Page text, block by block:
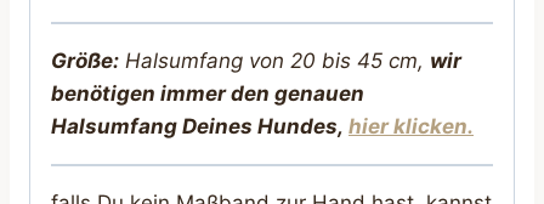
Größe: Halsumfang von 20 bis 45 cm, wir
benötigen immer den genauen
Halsumfang Deines Hundes, hier klicken.